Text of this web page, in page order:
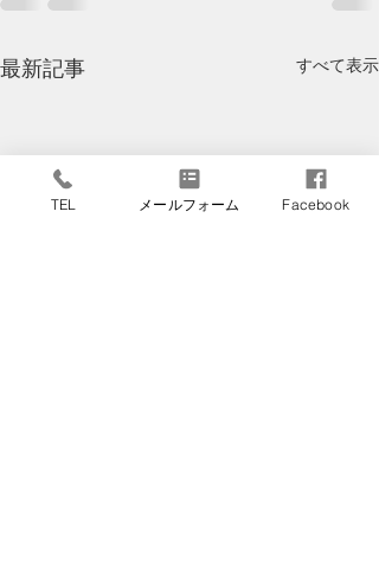
最新記事 すべて表示
TEL メールフォーム Facebook